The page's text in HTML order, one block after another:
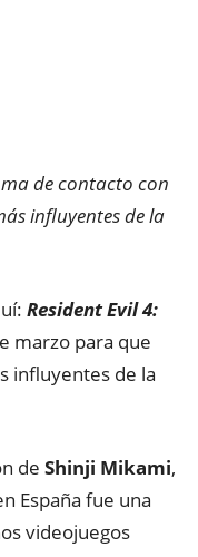
de contacto con
influyentes de la
Resident Evil 4:
marzo para que
influyentes de la
de Shinji Mikami,
España fue una
videojuegos